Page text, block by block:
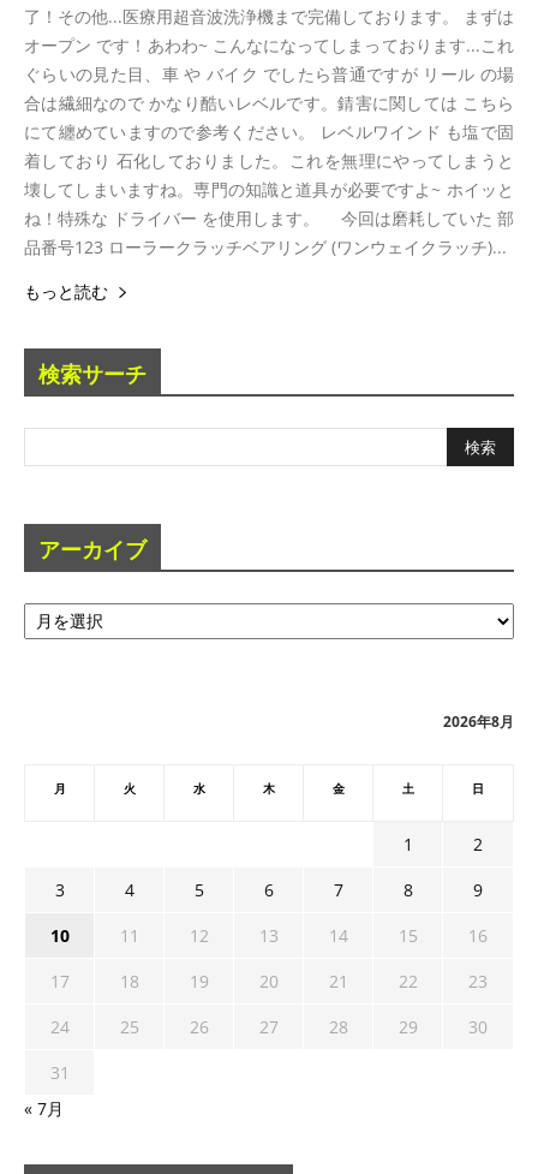
了！その他...医療用超音波洗浄機まで完備しております。 まずは
オープン です！あわわ~ こんなになってしまっております...これ
ぐらいの見た目、車 や バイク でしたら普通ですが リール の場
合は繊細なので かなり酷いレベルです。錆害に関しては こちら
にて纏めていますので参考ください。 レベルワインド も塩で固
着しており 石化しておりました。これを無理にやってしまうと
壊してしまいますね。専門の知識と道具が必要ですよ~ ホイッと
ね！特殊な ドライバー を使用します。 今回は磨耗していた 部
品番号123 ローラークラッチベアリング (ワンウェイクラッチ)...
もっと読む
検索サーチ
アーカイブ
ア
ー
2026年8月
月 火 水 木 金 土 日
1
2
3
4 5 6 7 8
9
10
11 12 13 14 15
16
17
18 19 20 21 22
23
24
25 26 27 28 29
30
31
« 7月